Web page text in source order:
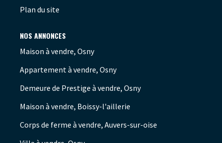
Plan du site
NOS ANNONCES
Maison à vendre, Osny
Appartement à vendre, Osny
Demeure de Prestige à vendre, Osny
Maison à vendre, Boissy-l'aillerie
Corps de ferme à vendre, Auvers-sur-oise